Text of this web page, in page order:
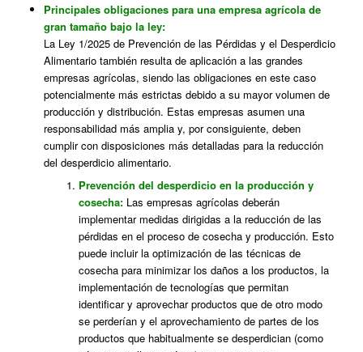
Principales obligaciones para una empresa agrícola de
gran tamaño bajo la ley:
La Ley 1/2025 de Prevención de las Pérdidas y el Desperdicio
Alimentario también resulta de aplicación a las grandes
empresas agrícolas, siendo las obligaciones en este caso
potencialmente más estrictas debido a su mayor volumen de
producción y distribución. Estas empresas asumen una
responsabilidad más amplia y, por consiguiente, deben
cumplir con disposiciones más detalladas para la reducción
del desperdicio alimentario.
Prevención del desperdicio en la producción y
cosecha:Las empresas agrícolas deberán
implementar medidas dirigidas a la reducción de las
pérdidas en el proceso de cosecha y producción. Esto
puede incluir la optimización de las técnicas de
cosecha para minimizar los daños a los productos, la
implementación de tecnologías que permitan
identificar y aprovechar productos que de otro modo
se perderían y el aprovechamiento de partes de los
productos que habitualmente se desperdician (como